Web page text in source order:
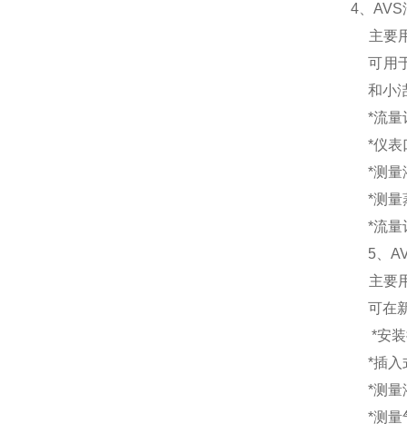
4、 AVS
主要
可用
和小
*流量
*仪表
*测量
*测量
*流量
5、
主要
可在
*安
*插
*测量
*测量